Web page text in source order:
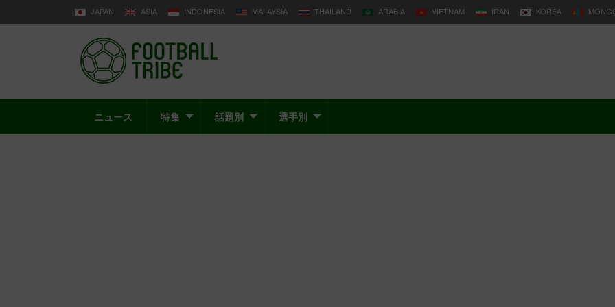
JAPAN ASIA INDONESIA MALAYSIA THAILAND ARABIA VIETNAM IRAN KOREA
ニュース 特集 話題別 選手別